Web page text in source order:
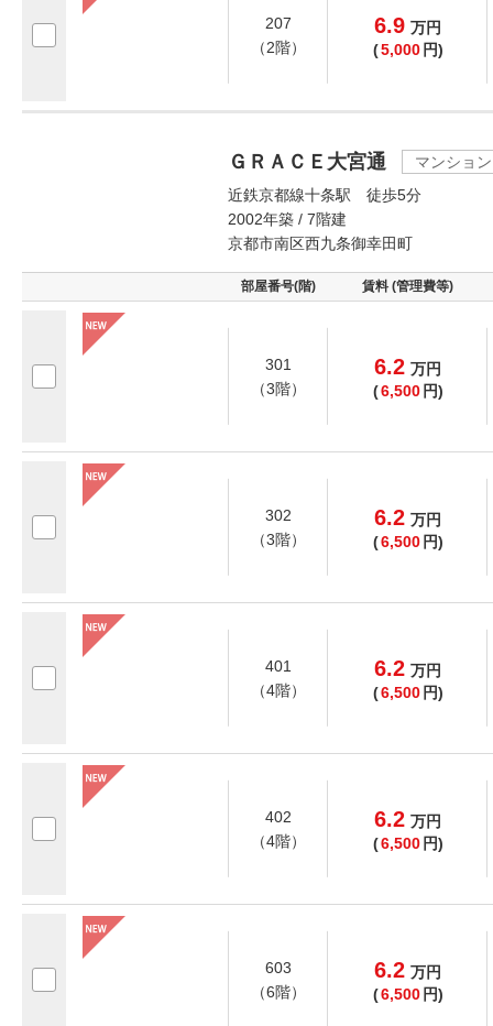
207
（2階）
6.9 万円
(5,000 円)
ＧＲＡＣＥ大宮通
マンション
近鉄京都線十条駅 徒歩5分
2002年築 / 7階建
京都市南区西九条御幸田町
部屋番号(階) 賃料 (管理費等)
301
（3階）
6.2 万円
(6,500 円)
302
（3階）
6.2 万円
(6,500 円)
401
（4階）
6.2 万円
(6,500 円)
402
（4階）
6.2 万円
(6,500 円)
603
（6階）
6.2 万円
(6,500 円)